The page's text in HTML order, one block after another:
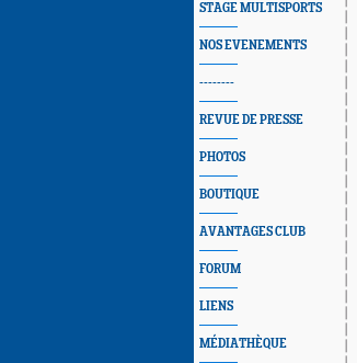
STAGE MULTISPORTS
NOS EVENEMENTS
--------
REVUE DE PRESSE
PHOTOS
BOUTIQUE
AVANTAGES CLUB
FORUM
LIENS
MÉDIATHÈQUE